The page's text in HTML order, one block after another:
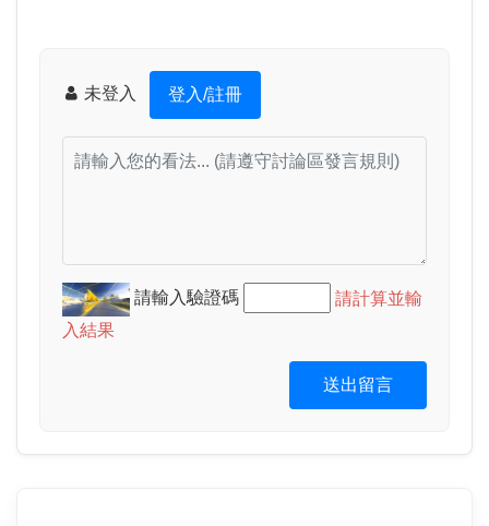
未登入 登入/註冊
請輸入驗證碼
請計算並輸
入結果
送出留言